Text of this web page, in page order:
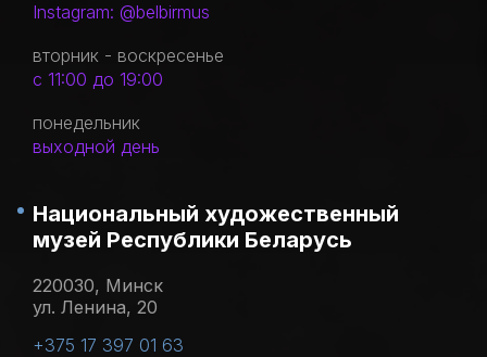
Instagram: @belbirmus
вторник - воскресенье
с 11:00 до 19:00
понедельник
выходной день
Национальный художественный
музей Республики Беларусь
220030, Минск
ул. Ленина, 20
+375 17 397 01 63